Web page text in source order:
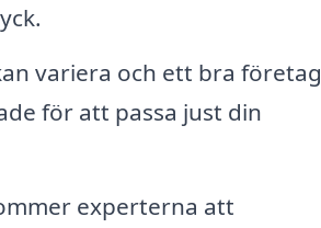
variera och ett bra företag
för att passa just din
experterna att